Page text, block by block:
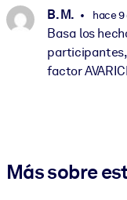
B. M. hace 9
Basa los
participantes,
factor
Más sobre